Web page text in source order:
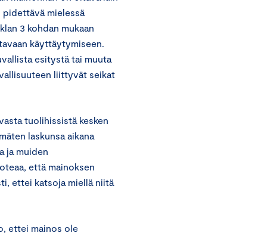
pidettävä mielessä
3 kohdan mukaan
käyttäytymiseen.
esitystä tai muuta
liittyvät seikat
tuolihissistä kesken
laskunsa aikana
ja muiden
että mainoksen
ettei katsoja miellä niitä
ettei mainos ole